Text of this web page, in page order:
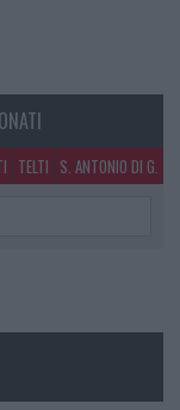
TELTI S. ANTONIO DI G.